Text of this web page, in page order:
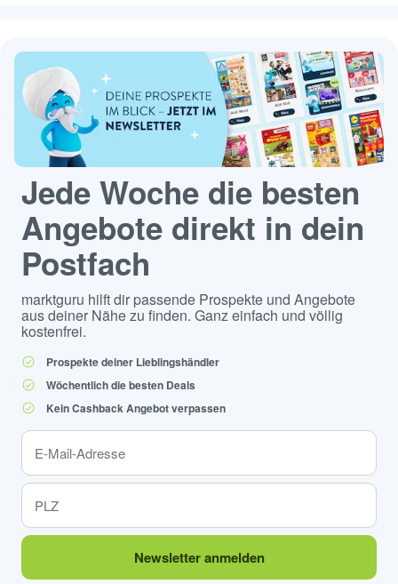
Jede Woche die besten
Angebote direkt in dein
Postfach
marktguru hilft dir passende Prospekte und Angebote
aus deiner Nähe zu finden. Ganz einfach und völlig
kostenfrei.
Prospekte deiner Lieblingshändler
Wöchentlich die besten Deals
Kein Cashback Angebot verpassen
Newsletter anmelden